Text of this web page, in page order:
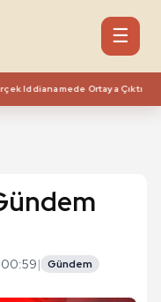
☰
Iddianamede Ortaya Çıktı
00:59| Gündem